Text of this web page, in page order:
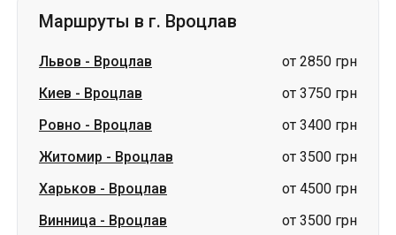
Маршруты в г. Вроцлав
Львов - Вроцлав
от 2850 грн
Киев - Вроцлав
от 3750 грн
Ровно - Вроцлав
от 3400 грн
Житомир - Вроцлав
от 3500 грн
Харьков - Вроцлав
от 4500 грн
Винница - Вроцлав
от 3500 грн